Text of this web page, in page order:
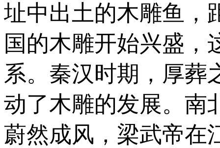
址中出土的木雕鱼，
国的木雕开始兴盛，
系。秦汉时期，厚葬
动了木雕的发展。南
蔚然成风，梁武帝在